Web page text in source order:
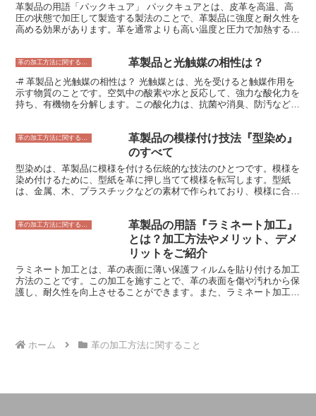
しまいます。逆に染め足が長すぎると、染料が過剰に浸透してしま
い、革の色が濃くなりすぎてしまいます。 適切な染め足は、革の種
類、染料の種類、革の厚みなどによって異なります。一般的に、革が
っては、染め足が短くても十分に革を染め上げることができるものも
あります。 染め足は、革製品の品質に大きな影響を与える重要な工
程です。適切な染め足を調整することで、革の風合いを損なわずに、
美しい染色を施すことができます。
革製品の用語「パックキュア」 パックキュアとは、皮革を高温、高
圧の状態で加圧して製造する製法のことで、革製品に強度と耐久性を
高める効果があります。革を通常よりも高い温度と圧力で加熱するこ
ど、様々な種類の革で使用することができます。また、パックキュア
ット * 耐久性が高い * 耐水性が高い * 表面が滑らか * 傷が目立ちにく
い パックキュアは、革製品に耐久性と強度を高める効果があるた
め、長期間使用することができ、経済的です。また、耐水性が高いの
に、表面が滑らかで傷が目立ちにくいのも特徴です。
革の加工方法に関すること 革製品と光触媒の相性は？
-# 革製品と光触媒の相性は？ 光触媒とは、光を受けると触媒作用を
示す物質のことです。空気中の酸素や水と反応して、強力な酸化力を
持ち、有機物を分解します。この酸化力は、抗菌や消臭、防汚などの
陽光や蛍光灯などの光を受けると、電子が励起され、触媒作用を示
し、他の物質と反応しやすくなります。 光触媒は、空気中の酸素や
水と反応して、ヒドロキシルラジカルやスーパーオキシドアニオンラ
ジカルなどの活性酸素を生成します。これらの活性酸素は、有機物を
分解する働きがあり、抗菌や消臭、防汚などの効果があると言われて
います。
革の加工方法に関すること
革製品の模様付け技法『型染め』
のすべて
型染めは、革製品に模様を付ける伝統的な技法のひとつです。模様を
染め付けるために、型紙を革に押し当てて模様を転写します。型紙
は、金属、木、プラスチックなどの素材で作られており、模様に合わ
「打ち抜き型染め」です。もうひとつは、型紙を革に軽く当てて模様
を転写する「捺染（なせん）型染め」です。 打ち抜き型染めは、模
様を深く彫った型紙を使用し、革を押し抜くようにして模様を転写し
ます。この技法は、革に立体的な模様を付けることができます。捺染
型染めは、模様を浅く彫った型紙を使用し、革に軽く当てて模様を転
写します。この技法は、革に平らな模様を付けることができます。
型染めは、革製品に様々な模様を付けることができる技法です。模様
革製品の用語『ラミネート加工』
とは？加工方法やメリット、デメ
リットをご紹介
ラミネート加工とは、革の表面に薄い保護フィルムを貼り付ける加工
方法のことです。この加工を施すことで、革の表面を傷や汚れから保
護し、耐久性を向上させることができます。また、ラミネート加工を
着剤を塗り、その上に保護フィルムを貼り付ける方法です。この方法
ができる、革の表面に光沢やツヤを出すことができる、などが挙げら
ホーム 革の加工方法に関すること